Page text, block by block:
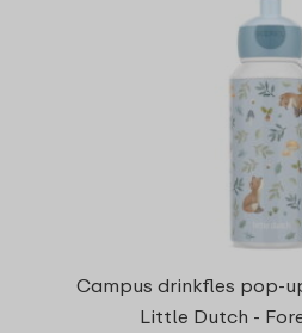
Campus drinkfles pop-
Little Dutch -